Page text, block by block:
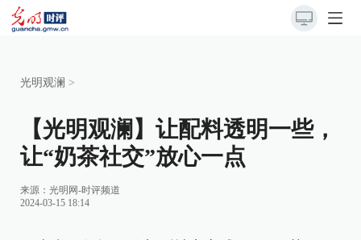
光明观澜 >
【光明观澜】让配料透明一些，
让“奶茶社交”放心一点
来源： 光明网-时评频道
2024-03-15 18:14